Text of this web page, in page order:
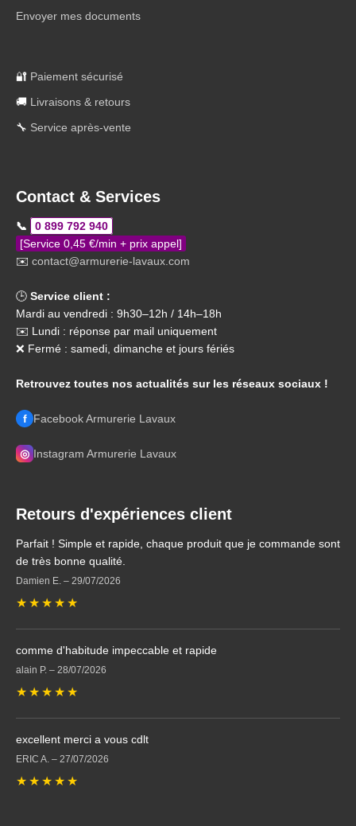
Envoyer mes documents
🔐 Paiement sécurisé
🚚 Livraisons & retours
🔧 Service après-vente
Contact & Services
📞
0 899 792 940
[Service 0,45 €/min + prix appel]
✉️ contact@armurerie-lavaux.com
🕒 Service client :
Mardi au vendredi : 9h30–12h / 14h–18h
✉️ Lundi : réponse par mail uniquement
❌ Fermé : samedi, dimanche et jours fériés
Retrouvez toutes nos actualités sur les réseaux sociaux !
f Facebook Armurerie Lavaux
◎ Instagram Armurerie Lavaux
Retours d'expériences client
Parfait ! Simple et rapide, chaque produit que je commande sont
de très bonne qualité.
Damien E. – 29/07/2026
★ ★ ★ ★ ★
comme d'habitude impeccable et rapide
alain P. – 28/07/2026
★ ★ ★ ★ ★
excellent merci a vous cdlt
ERIC A. – 27/07/2026
★ ★ ★ ★ ★